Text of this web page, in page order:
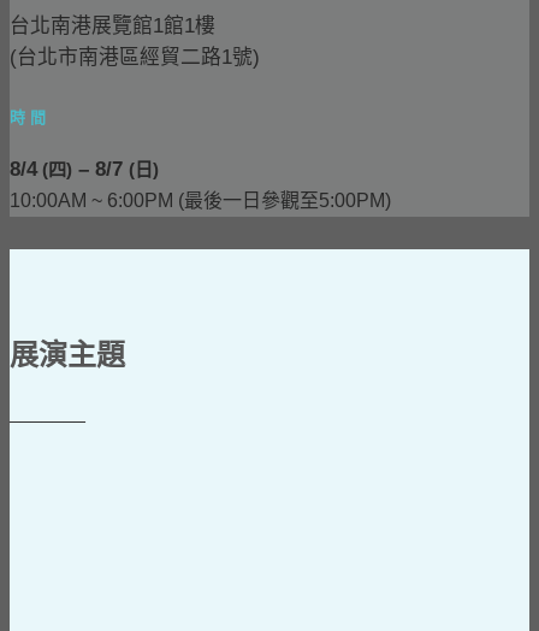
​台北南港展覽館1館1樓
(台北市南港區經貿二路1號)
時 間
8/4(四) – 8/7 (日)
10:00AM ~ 6:00PM (最後一日參觀至5:00PM)
展演主題